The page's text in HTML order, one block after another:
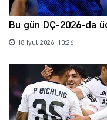
Bu gün DÇ-2026-da
18 İyul 2026, 10:26